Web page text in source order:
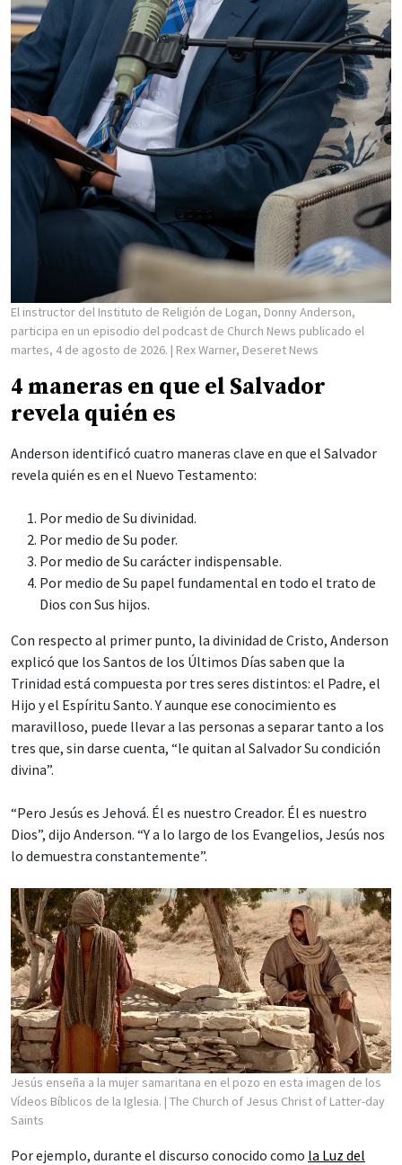
El instructor del Instituto de Religión de Logan, Donny Anderson,
participa en un episodio del podcast de Church News publicado el
martes, 4 de agosto de 2026. | Rex Warner, Deseret News
4 maneras en que el Salvador
revela quién es
Anderson identificó cuatro maneras clave en que el Salvador
revela quién es en el Nuevo Testamento:
Por medio de Su divinidad.
Por medio de Su poder.
Por medio de Su carácter indispensable.
Por medio de Su papel fundamental en todo el trato de
Dios con Sus hijos.
Con respecto al primer punto, la divinidad de Cristo, Anderson
explicó que los Santos de los Últimos Días saben que la
Trinidad está compuesta por tres seres distintos: el Padre, el
Hijo y el Espíritu Santo. Y aunque ese conocimiento es
maravilloso, puede llevar a las personas a separar tanto a los
tres que, sin darse cuenta, “le quitan al Salvador Su condición
divina”.
“Pero Jesús es Jehová. Él es nuestro Creador. Él es nuestro
Dios”, dijo Anderson. “Y a lo largo de los Evangelios, Jesús nos
lo demuestra constantemente”.
Jesús enseña a la mujer samaritana en el pozo en esta imagen de los
Vídeos Bíblicos de la Iglesia. | The Church of Jesus Christ of Latter-day
Saints
Por ejemplo, durante el discurso conocido como la Luz del